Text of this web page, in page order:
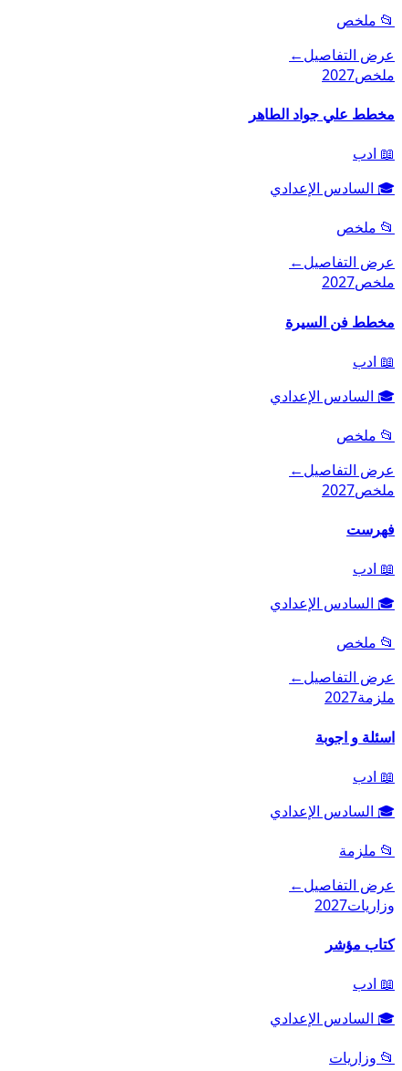
📂 ملخص
عرض التفاصيل←
ملخص2027
مخطط علي جواد الطاهر
📖 ادب
🎓 السادس الإعدادي
📂 ملخص
عرض التفاصيل←
ملخص2027
مخطط فن السيرة
📖 ادب
🎓 السادس الإعدادي
📂 ملخص
عرض التفاصيل←
ملخص2027
فهرست
📖 ادب
🎓 السادس الإعدادي
📂 ملخص
عرض التفاصيل←
ملزمة2027
اسئلة و اجوبة
📖 ادب
🎓 السادس الإعدادي
📂 ملزمة
عرض التفاصيل←
وزاريات2027
كتاب مؤشر
📖 ادب
🎓 السادس الإعدادي
📂 وزاريات